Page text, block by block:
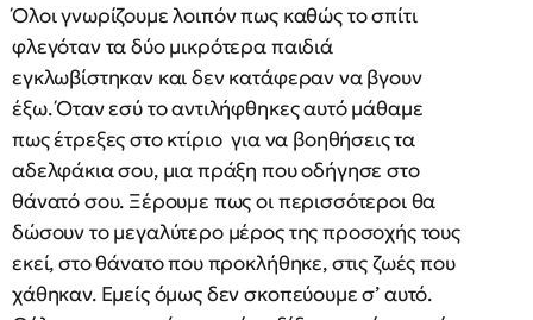
Όλοι γνωρίζουμε λοιπόν πως καθώς το σπίτι
φλεγόταν τα δύο μικρότερα παιδιά
εγκλωβίστηκαν και δεν κατάφεραν να βγουν
έξω. Όταν εσύ το αντιλήφθηκες αυτό μάθαμε
πως έτρεξες στο κτίριο για να βοηθήσεις τα
αδελφάκια σου, μια πράξη που οδήγησε στο
θάνατό σου. Ξέρουμε πως οι περισσότεροι θα
δώσουν το μεγαλύτερο μέρος της προσοχής τους
εκεί, στο θάνατο που προκλήθηκε, στις ζωές που
χάθηκαν. Εμείς όμως δεν σκοπεύουμε σ’ αυτό.